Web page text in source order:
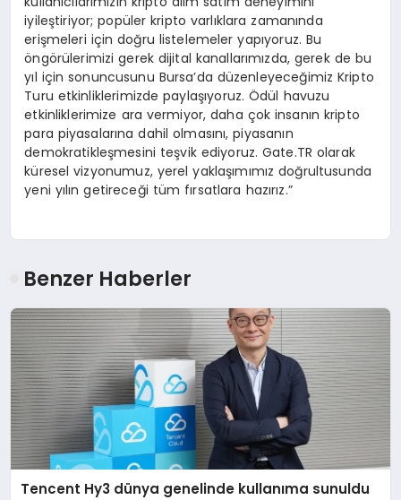
iyileştiriyor; popüler kripto varlıklara zamanında
erişmeleri için doğru listelemeler yapıyoruz. Bu
öngörülerimizi gerek dijital kanallarımızda, gerek de bu
yıl için sonuncusunu Bursa’da düzenleyeceğimiz Kripto
Turu etkinliklerimizde paylaşıyoruz. Ödül havuzu
etkinliklerimize ara vermiyor, daha çok insanın kripto
para piyasalarına dahil olmasını, piyasanın
demokratikleşmesini teşvik ediyoruz. Gate.TR olarak
küresel vizyonumuz, yerel yaklaşımımız doğrultusunda
yeni yılın getireceği tüm fırsatlara hazırız.”
Benzer Haberler
Tencent Hy3 dünya genelinde kullanıma sunuldu